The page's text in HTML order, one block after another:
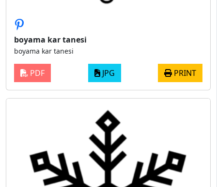
boyama kar tanesi
boyama kar tanesi
PDF JPG PRINT